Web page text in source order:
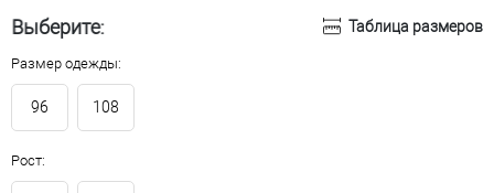
Выберите: Таблица размеров
Размер одежды:
96 108
Рост: